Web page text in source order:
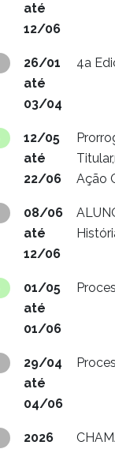
até
12/06
26/01
até
03/04
4a
12/05
até
22/06
Ação
08/06
até
12/06
01/05
até
01/06
29/04
até
04/06
2026